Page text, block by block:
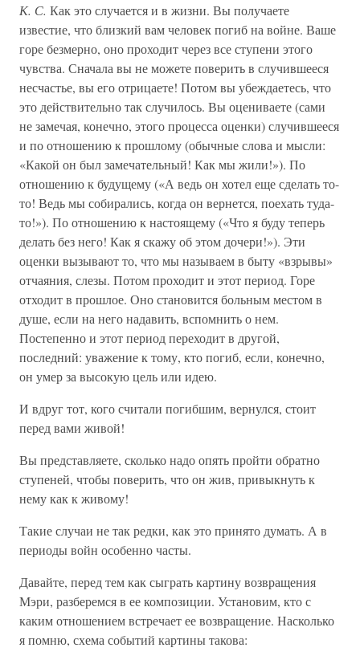
К. С. Как это случается и в жизни. Вы получаете
известие, что близкий вам человек погиб на войне. Ваше
горе безмерно, оно проходит через все ступени этого
чувства. Сначала вы не можете поверить в случившееся
несчастье, вы его отрицаете! Потом вы убеждаетесь, что
это действительно так случилось. Вы оцениваете (сами
не замечая, конечно, этого процесса оценки) случившееся
и по отношению к прошлому (обычные слова и мысли:
«Какой он был замечательный! Как мы жили!»). По
отношению к будущему («А ведь он хотел еще сделать то-
то! Ведь мы собирались, когда он вернется, поехать туда-
то!»). По отношению к настоящему («Что я буду теперь
делать без него! Как я скажу об этом дочери!»). Эти
оценки вызывают то, что мы называем в быту «взрывы»
отчаяния, слезы. Потом проходит и этот период. Горе
отходит в прошлое. Оно становится больным местом в
душе, если на него надавить, вспомнить о нем.
Постепенно и этот период переходит в другой,
последний: уважение к тому, кто погиб, если, конечно,
он умер за высокую цель или идею.
И вдруг тот, кого считали погибшим, вернулся, стоит
перед вами живой!
Вы представляете, сколько надо опять пройти обратно
ступеней, чтобы поверить, что он жив, привыкнуть к
нему как к живому!
Такие случаи не так редки, как это принято думать. А в
периоды войн особенно часты.
Давайте, перед тем как сыграть картину возвращения
Мэри, разберемся в ее композиции. Установим, кто с
каким отношением встречает ее возвращение. Насколько
я помню, схема событий картины такова: